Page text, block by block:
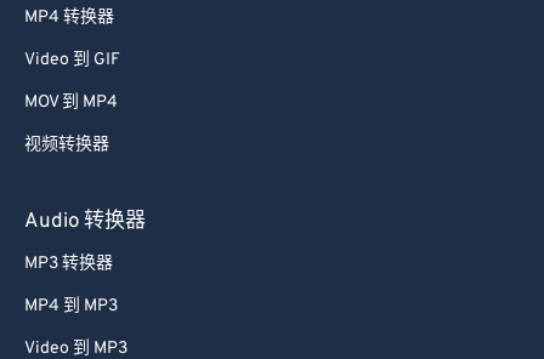
MP4 转换器
Video 到 GIF
MOV 到 MP4
视频转换器
Audio 转换器
MP3 转换器
MP4 到 MP3
Video 到 MP3